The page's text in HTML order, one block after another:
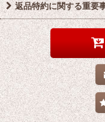
返品特約に関する重要